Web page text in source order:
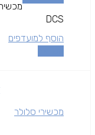
DCS
הוסף למועדפים
מכשירי סלולר